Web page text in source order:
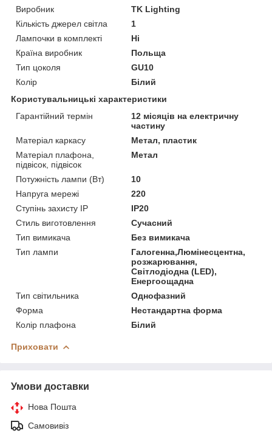
Виробник
TK Lighting
Кількість джерел світла
1
Лампочки в комплекті
Ні
Країна виробник
Польща
Тип цоколя
GU10
Колір
Білий
Користувальницькі характеристики
Гарантійний термін
12 місяців на електричну
частину
Матеріал каркасу
Метал, пластик
Матеріал плафона,
підвісок, підвісок
Метал
Потужність лампи (Вт)
10
Напруга мережі
220
Ступінь захисту IP
IP20
Стиль виготовлення
Сучасний
Тип вимикача
Без вимикача
Тип лампи
Галогенна,Люмінесцентна,
розжарювання,
Світлодіодна (LED),
Енергоощадна
Тип світильника
Однофазний
Форма
Нестандартна форма
Колір плафона
Білий
Приховати
Умови доставки
Нова Пошта
Самовивіз